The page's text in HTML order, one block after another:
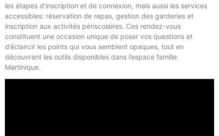
les étapes d’inscription et de connexion, mais aussi les services
accessibles: réservation de repas, gestion des garderies et
inscription aux activités périscolaires. Ces rendez-vous
constituent une occasion unique de poser vos questions et
d’éclaircir les points qui vous semblent opaques, tout en
découvrant les outils disponibles dans l’espace famille
Martinique.